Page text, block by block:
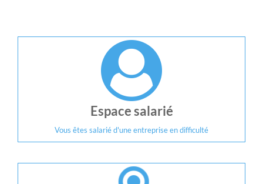
Espace salarié
Vous êtes salarié d'une entreprise en difficulté